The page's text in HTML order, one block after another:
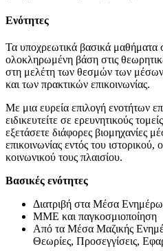
Ενότητες
Τα υποχρεωτικά βασικά μαθήματα
ολοκληρωμένη βάση στις
στη μελέτη των θεσμών των
και των πρακτικών επικοινωνίας.
Με μια ευρεία επιλογή ενοτήτων
ειδικευτείτε σε ερευνητικούς
εξετάσετε διάφορες βιομηχανίες
επικοινωνίας εντός του ιστορικού,
κοινωνικού τους πλαισίου.
Βασικές ενότητες
Διατριβή στα Μέσα
ΜΜΕ και παγκοσμιοποίηση
Από τα Μέσα Μαζικής
Θεωρίες, Προσεγγίσεις,